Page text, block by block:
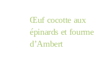
Œuf cocotte aux
épinards et fourme
d’Ambert